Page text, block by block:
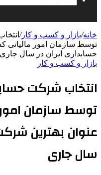
خانه/بازار و کسب و کار/
توسط سازمان امور مالیاتی
حسابداری ایران در سال جاری
بازار و کسب و کار
انتخاب شرکت
توسط سازمان
عنوان بهترین
سال جاری